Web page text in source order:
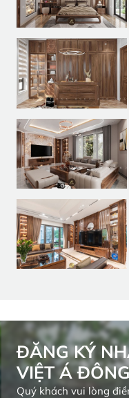
ĐĂNG KÝ
VIỆT Á
Quý khách vui lòng